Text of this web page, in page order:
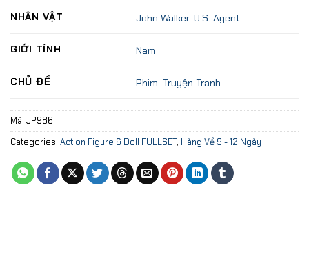
NHÂN VẬT John Walker,U.S. Agent
GIỚI TÍNH Nam
CHỦ ĐỀ Phim ,Truyện Tranh
Mã: JP986
Categories: Action Figure & Doll FULLSET, Hàng Về 9 - 12 Ngày